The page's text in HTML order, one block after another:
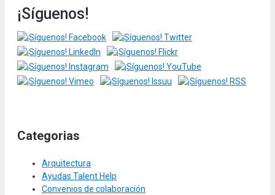
¡Síguenos!
Categorias
Arquitectura
Ayudas Talent Help
Convenios de colaboración